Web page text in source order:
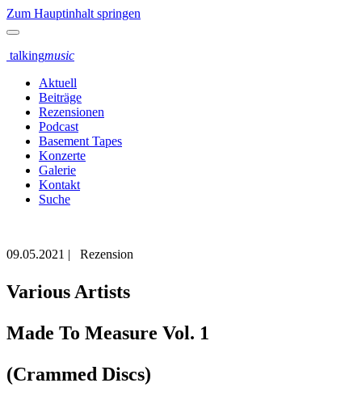
Zum Hauptinhalt springen
talkingmusic
Aktuell
Beiträge
Rezensionen
Podcast
Basement Tapes
Konzerte
Galerie
Kontakt
Suche
09.05.2021 | Rezension
Various Artists
Made To Measure Vol. 1
(Crammed Discs)